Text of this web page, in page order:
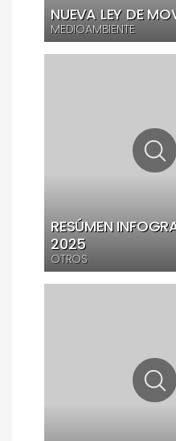
NUEVA LEY DE
MEDIOAMBIENTE
RESÚMEN
2025
OTROS